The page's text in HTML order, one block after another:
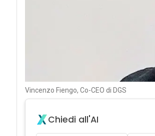
Vincenzo Fiengo, Co-CEO di DGS
Chiedi all'AI